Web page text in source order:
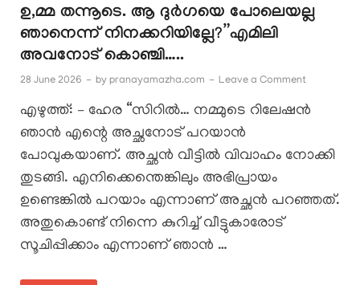
ഉ,മ്മ തന്നൂടെ. ആ ദുർഗയെ പോലെയല്ല
ഞാനെന്ന് നിനക്കറിയില്ലേ?”എമിലി
അവനോട് കൊഞ്ചി…..
28 June 2026 - by pranayamazha.com - Leave a Comment
എഴുത്ത്: – ഹേര “സിറിൽ… നമ്മുടെ റിലേഷൻ
ഞാൻ എന്റെ അച്ഛനോട് പറയാൻ
പോവുകയാണ്. അച്ഛൻ വീട്ടിൽ വിവാഹം നോക്കി
തുടങ്ങി. എനിക്കെന്തെങ്കിലും അഭിപ്രായം
ഉണ്ടെങ്കിൽ പറയാം എന്നാണ് അച്ഛൻ പറഞ്ഞത്.
അതുകൊണ്ട് നിന്നെ കുറിച്ച് വീട്ടുകാരോട്
സൂചിപ്പിക്കാം എന്നാണ് ഞാൻ …